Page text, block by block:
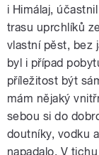
i Himálaj,
trasu uprchlíků
vlastní pěst, bez
byl i případ
příležitost být
mám nějaký
sebou si do
doutníky, vodku
napadalo. V